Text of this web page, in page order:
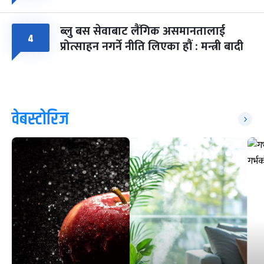
४ ब्लु बस सेवाबाट लैंगिक असमानतालाई
प्रोत्साहन नगर्ने नीति लिएका हौं : मन्त्री बादी
वेबस्टोरिज